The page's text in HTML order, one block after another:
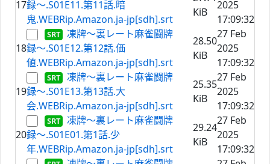
17録〜.S01E11.第11話.暗
鬼.WEBRip.Amazon.ja-jp[sdh].srt
KiB
2025
17:09:32
18
凍牌〜裏レート麻雀闘牌
録〜.S01E12.第12話.価
値.WEBRip.Amazon.ja-jp[sdh].srt
28.50
KiB
27 Feb
2025
17:09:32
19
凍牌〜裏レート麻雀闘牌
録〜.S01E13.第13話.大
会.WEBRip.Amazon.ja-jp[sdh].srt
25.35
KiB
27 Feb
2025
17:09:32
20
凍牌〜裏レート麻雀闘牌
録〜.S01E01.第1話.少
年.WEBRip.Amazon.ja-jp[sdh].srt
29.24
KiB
27 Feb
2025
17:09:32